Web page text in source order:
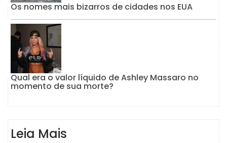
Os nomes mais bizarros de cidades nos EUA
Qual era o valor líquido de Ashley Massaro no
momento de sua morte?
Leia Mais